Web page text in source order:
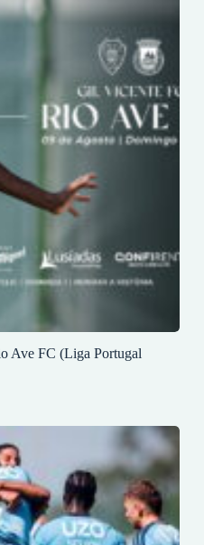
Ave FC (Liga Portugal